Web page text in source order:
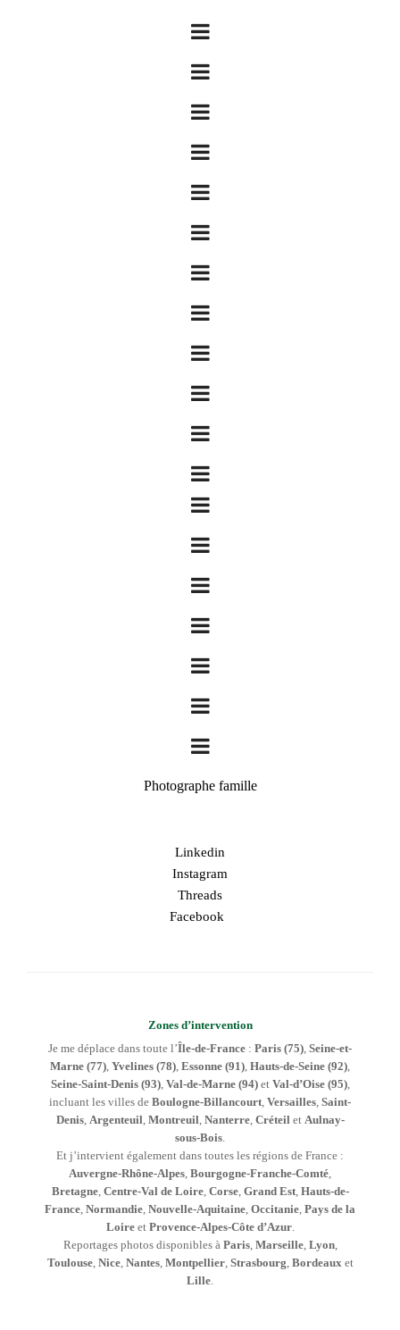
Photographe famille
Linkedin
Instagram
Threads
Facebook
Zones d’intervention
Je me déplace dans toute l’Île-de-France : Paris (75) Seine-et-
Marne (77) Yvelines (78) Essonne (91) Hauts-de-Seine (92)
Seine-Saint-Denis (93), Val-de-Marne (94)et Val-d’Oise (95),
incluant les villes de Boulogne-Billancourt Versailles Saint-
Denis, Argenteuil Montreuil Nanterre, Créteil et Aulnay-
sous-Bois
Et j’intervient également dans toutes les régions de France :
Auvergne-Rhône-Alpes Bourgogne-Franche-Comté
Bretagne, Centre-Val de Loire, Corse, Grand Est, Hauts-de-
France Normandie Nouvelle-Aquitaine Occitanie Pays de la
Loireet Provence-Alpes-Côte d’Azur.
Reportages photos disponibles à Paris, Marseille, Lyon,
Toulouse, Nice, Nantes, Montpellier, Strasbourg Bordeaux et
Lille